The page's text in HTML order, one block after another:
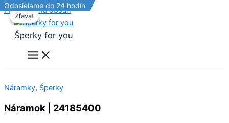
Preskočiť na obsah
Šperky for you
Náramky, Šperky
Náramok | 24185400
Odosielame do 24 hodín
Odosielame do 24 hodín
Zľava!
Odosielame do 24 hodín
Zľava!